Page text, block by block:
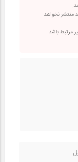
منتشر نخواهد
مرتبط باشد